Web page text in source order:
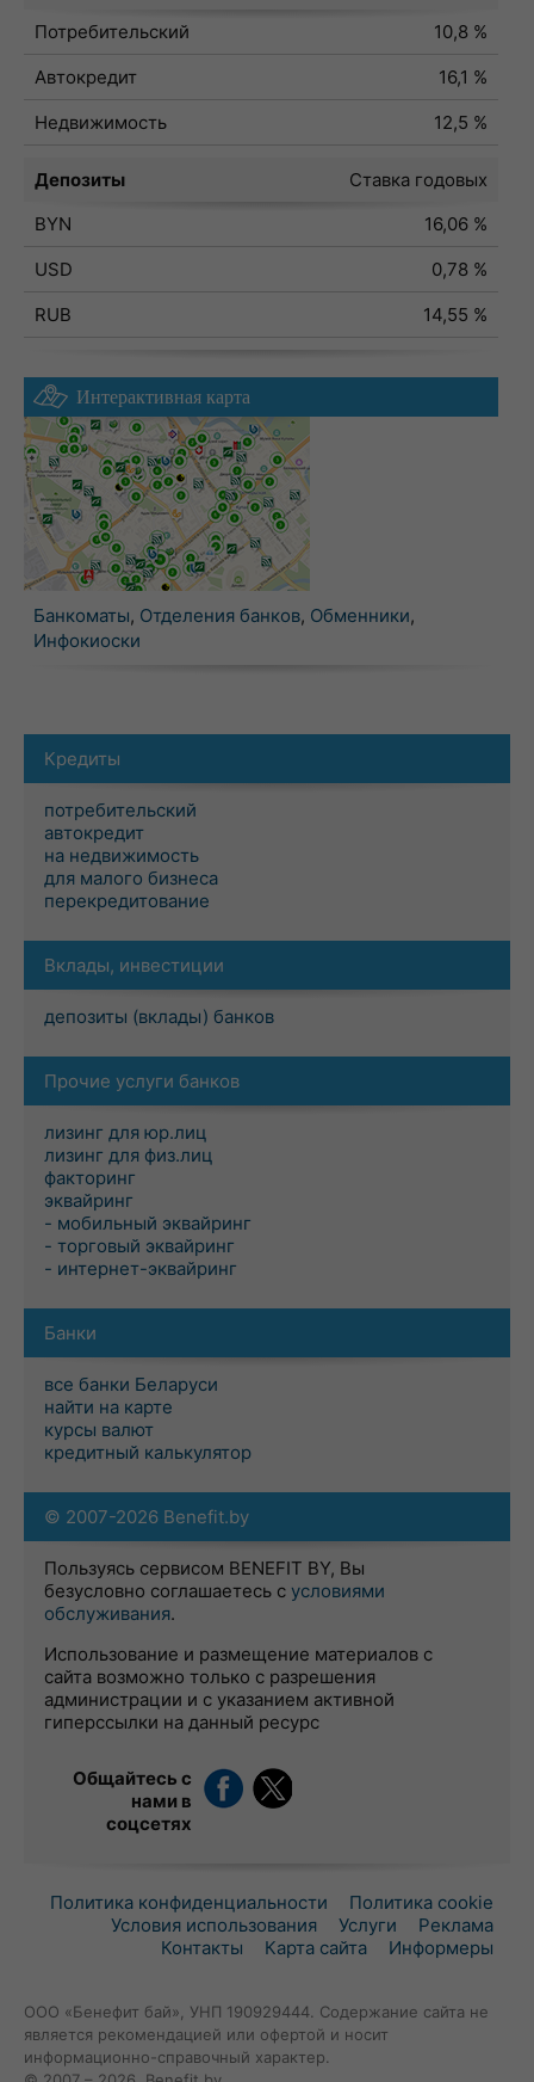
Потребительский
10,8 %
Автокредит
16,1 %
Недвижимость
12,5 %
Депозиты
Ставка годовых
BYN
16,06 %
USD
0,78 %
RUB
14,55 %
Интерактивная карта
Банкоматы, Отделения банков, Обменники,
Инфокиоски
Кредиты
потребительский
автокредит
на недвижимость
для малого бизнеса
перекредитование
Вклады, инвестиции
депозиты (вклады) банков
Прочие услуги банков
лизинг для юр.лиц
лизинг для физ.лиц
факторинг
эквайринг
- мобильный эквайринг
- торговый эквайринг
- интернет-эквайринг
Банки
все банки Беларуси
найти на карте
курсы валют
кредитный калькулятор
© 2007-2026 Benefit.by
Пользуясь сервисом BENEFIT BY, Вы
безусловно соглашаетесь с условиями
обслуживания.
Использование и размещение материалов с
сайта возможно только с разрешения
администрации и с указанием активной
гиперссылки на данный ресурс
Общайтесь с
нами в
соцсетях
Политика конфиденциальности
Политика cookie
Условия использования
Услуги
Реклама
Контакты
Карта сайта Информеры
ООО «Бенефит бай», УНП 190929444. Содержание сайта не
является рекомендацией или офертой и носит
информационно-справочный характер.